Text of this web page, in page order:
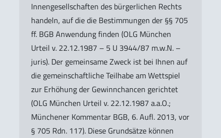
Innengesellschaften des bürgerlichen Rechts
handeln, auf die die Bestimmungen der §§ 705
ff. BGB Anwendung finden (OLG München
Urteil v. 22.12.1987 – 5 U 3944/87 m.w.N. –
juris). Der gemeinsame Zweck ist bei Ihnen auf
die gemeinschaftliche Teilhabe am Wettspiel
zur Erhöhung der Gewinnchancen gerichtet
(OLG München Urteil v. 22.12.1987 a.a.O.;
Münchener Kommentar BGB, 6. Aufl. 2013, vor
§ 705 Rdn. 117). Diese Grundsätze können